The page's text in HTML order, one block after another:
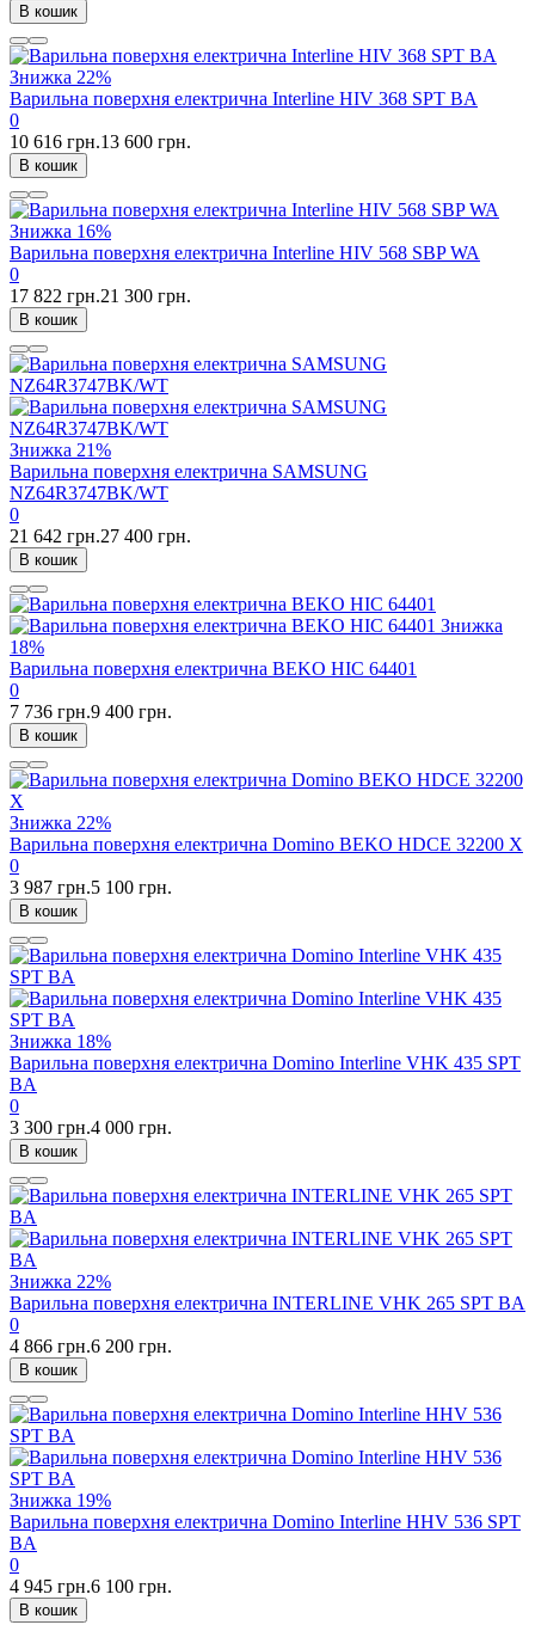
В кошик
Знижка 22%
Варильна поверхня електрична Interline HIV 368 SPT BA
0
10 616 грн.13 600 грн.
В кошик
Знижка 16%
Варильна поверхня електрична Interline HIV 568 SBP WA
0
17 822 грн.21 300 грн.
В кошик
Знижка 21%
Варильна поверхня електрична SAMSUNG
NZ64R3747BK/WT
0
21 642 грн.27 400 грн.
В кошик
Знижка
18%
Варильна поверхня електрична BEKO HIC 64401
0
7 736 грн.9 400 грн.
В кошик
Знижка 22%
Варильна поверхня електрична Domino BEKO HDCE 32200 X
0
3 987 грн.5 100 грн.
В кошик
Знижка 18%
Варильна поверхня електрична Domino Interline VHK 435 SPT
BA
0
3 300 грн.4 000 грн.
В кошик
Знижка 22%
Варильна поверхня електрична INTERLINE VHK 265 SPT BA
0
4 866 грн.6 200 грн.
В кошик
Знижка 19%
Варильна поверхня електрична Domino Interline HHV 536 SPT
BA
0
4 945 грн.6 100 грн.
В кошик